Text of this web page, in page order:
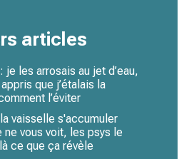
articles
je les arrosais au jet d’eau,
que j’étalais la
l’éviter
vaisselle s'accumuler
ne vous voit, les psys le
ce que ça révèle